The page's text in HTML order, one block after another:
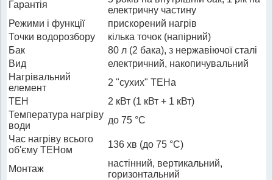
Гарантія
електричну частину
Режими і функції
прискорений нагрів
Точки водорозбору
кілька точок (напірний)
Бак
80 л (2 бака), з нержавіючої сталі
Вид
електричний, накопичувальний
Нагрівальний
елемент
2 "сухих" ТЕНа
ТЕН
2 кВт (1 кВт + 1 кВт)
Температура нагріву
води
до 75 °С
Час нагріву всього
об'єму ТЕНом
136 хв (до 75 °C)
Монтаж
настінний, вертикальний,
горизонтальний